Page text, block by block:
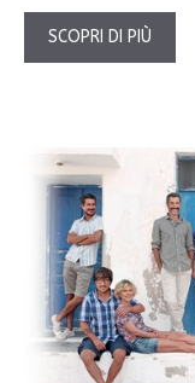
SCOPRI DI PIÙ